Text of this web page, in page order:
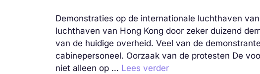
Demonstraties op de internationale luchthaven
luchthaven van Hong Kong door zeker duizend
van de huidige overheid. Veel van de
cabinepersoneel. Oorzaak van de protesten De
niet alleen op … Lees verder